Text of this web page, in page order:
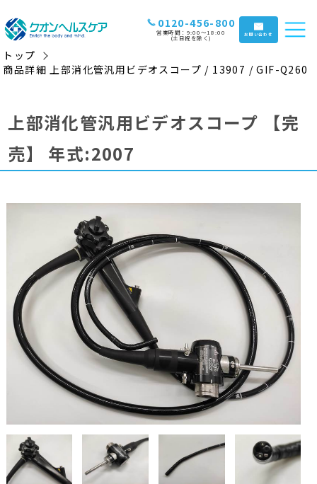
0120-456-800
営業時間：9:00〜18:00
(土日祝を除く) お問い合わせ
トップ
商品詳細 上部消化管汎用ビデオスコープ / 13907 / GIF-Q260
上部消化管汎用ビデオスコープ
【完
売】
年式:2007